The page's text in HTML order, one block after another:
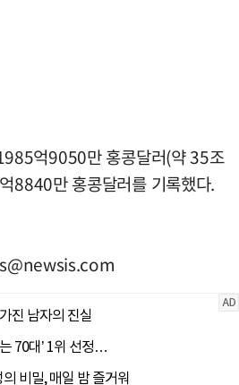
억9050만 홍콩달러(약 35조
8840만 홍콩달러를 기록했다.